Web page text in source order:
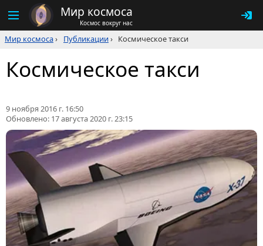
Мир космоса
Космос вокруг нас
Мир космоса› Публикации› Космическое такси
Космическое такси
9 ноября 2016 г. 16:50
Обновлено: 17 августа 2020 г. 23:15